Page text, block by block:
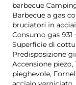
barbecue
Barbecue a gas
bruciatori in
Consumo gas 931
Superficie di
Predisposizione
Accensione
pieghevole,